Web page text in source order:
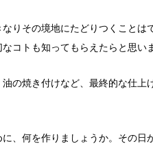
りその境地にたどりつくことは
コトも知ってもらえたらと思い
の焼き付けなど、最終的な仕上
、何を作りましょうか。その日